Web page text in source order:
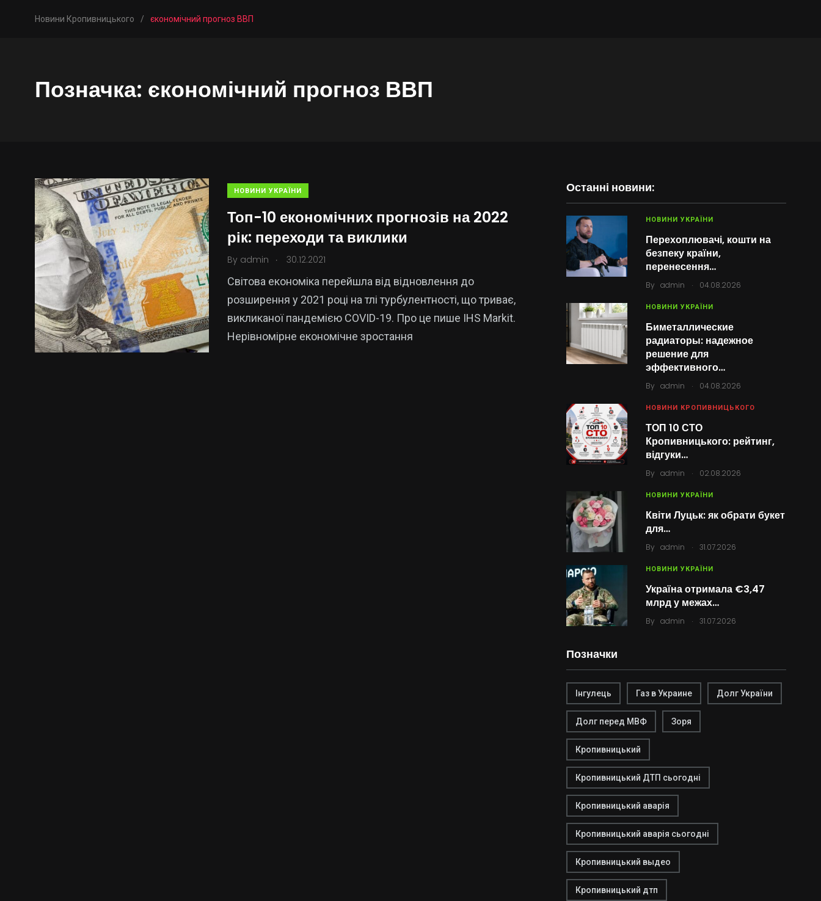
Новини Кропивницького / єкономічний прогноз ВВП
Позначка: єкономічний прогноз ВВП
НОВИНИ УКРАЇНИ
Топ-10 економічних прогнозів на 2022
рік: переходи та виклики
By admin . 30.12.2021
Світова економіка перейшла від відновлення до
розширення у 2021 році на тлі турбулентності, що триває,
викликаної пандемією COVID-19. Про це пише IHS Markit.
Нерівномірне економічне зростання
Останні новини:
НОВИНИ УКРАЇНИ
Перехоплювачі, кошти на
безпеку країни,
перенесення…
By admin . 04.08.2026
НОВИНИ УКРАЇНИ
Биметаллические
радиаторы: надежное
решение для
эффективного…
By admin . 04.08.2026
НОВИНИ КРОПИВНИЦЬКОГО
ТОП 10 СТО
Кропивницького: рейтинг,
відгуки…
By admin . 02.08.2026
НОВИНИ УКРАЇНИ
Квіти Луцьк: як обрати букет
для…
By admin . 31.07.2026
НОВИНИ УКРАЇНИ
Україна отримала €3,47
млрд у межах…
By admin . 31.07.2026
Позначки
Інгулець Газ в Украине Долг України
Долг перед МВФ Зоря
Кропивницький
Кропивницький ДТП сьогодні
Кропивницький аварія
Кропивницький аварія сьогодні
Кропивницький выдео
Кропивницький дтп